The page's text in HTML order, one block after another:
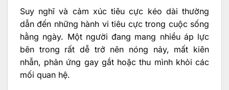
Suy nghĩ và cảm xúc tiêu cực kéo dài thường
dẫn đến những hành vi tiêu cực trong cuộc sống
hằng ngày. Một người đang mang nhiều áp lực
bên trong rất dễ trở nên nóng nảy, mất kiên
nhẫn, phản ứng gay gắt hoặc thu mình khỏi các
mối quan hệ.